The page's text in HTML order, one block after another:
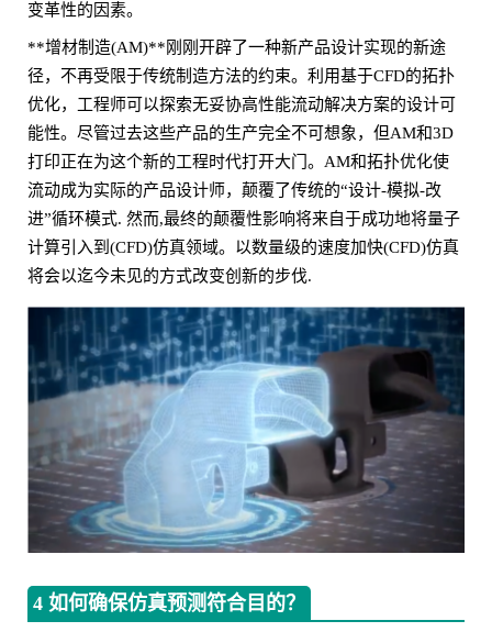
变革性的因素。
**增材制造(AM)**刚刚开辟了一种新产品设计实现的新途
径，不再受限于传统制造方法的约束。利用基于CFD的拓扑
优化，工程师可以探索无妥协高性能流动解决方案的设计可
能性。尽管过去这些产品的生产完全不可想象，但AM和3D
打印正在为这个新的工程时代打开大门。AM和拓扑优化使
流动成为实际的产品设计师，颠覆了传统的“设计-模拟-改
进”循环模式. 然而,最终的颠覆性影响将来自于成功地将量子
计算引入到(CFD)仿真领域。以数量级的速度加快(CFD)仿真
将会以迄今未见的方式改变创新的步伐.
4 如何确保仿真预测符合目的？